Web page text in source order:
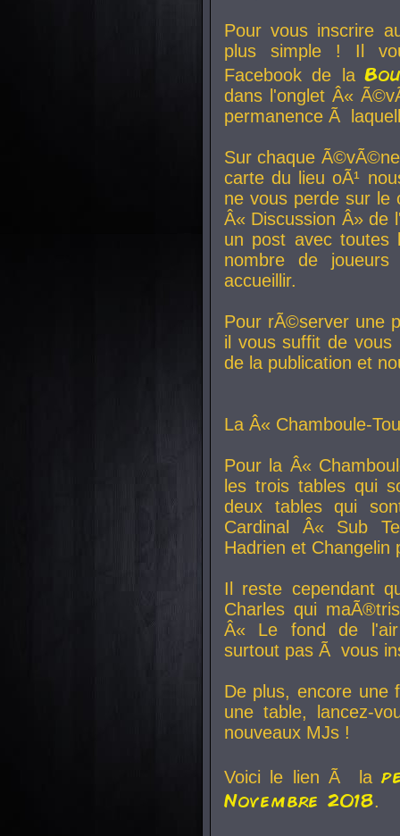
Pour vous inscrire
plus simple ! Il
Facebook de la
dans l'onglet Â«
permanence Ã
Sur chaque
carte du lieu oÃ¹
ne vous perde sur le
Â« Discussion Â» de
un post avec toutes
nombre de
accueillir.
Pour rÃ©server une
il vous suffit de vous
de la publication et
La Â« Chamboule-
Pour la Â«
les trois tables qui
deux tables qui
Cardinal
Â« Sub
Hadrien et Changelin
Il reste cependant
Charles qui
Â« Le fond de
surtout pas Ã vous
De plus, encore une
une table, lancez-
nouveaux MJs !
Voici le lien Ã la
Novembre 2018.